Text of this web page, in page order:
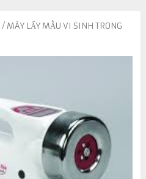
/ MÁY LẤY MẪU VI SINH TRONG